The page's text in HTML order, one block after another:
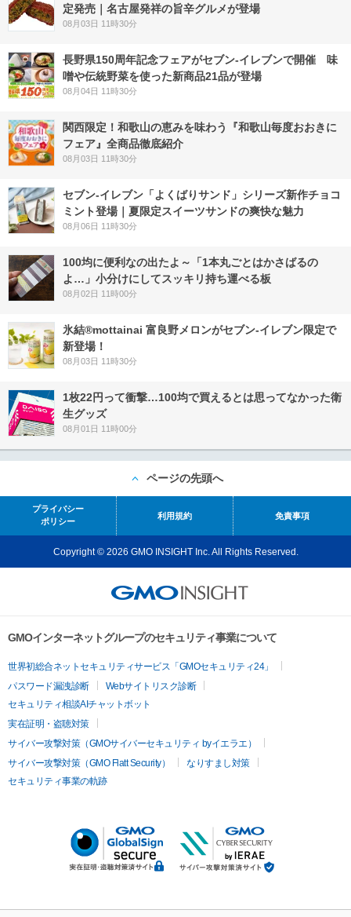
定発売｜名古屋発祥の旨辛グルメが登場
08月03日 11時30分
長野県150周年記念フェアがセブン-イレブンで開催 味
噌や伝統野菜を使った新商品21品が登場
08月04日 11時30分
関西限定！和歌山の恵みを味わう『和歌山毎度おおきに
フェア』全商品徹底紹介
08月03日 11時30分
セブン‐イレブン「よくばりサンド」シリーズ新作チョコ
ミント登場｜夏限定スイーツサンドの爽快な魅力
08月06日 11時30分
100均に便利なの出たよ～「1本丸ごとはかさばるの
よ…」小分けにしてスッキリ持ち運べる板
08月02日 11時00分
氷結®mottainai 富良野メロンがセブン‐イレブン限定で
新登場！
08月03日 11時30分
1枚22円って衝撃…100均で買えるとは思ってなかった衛
生グッズ
08月01日 11時00分
ページの先頭へ
プライバシー
ポリシー
利用規約 免責事項
Copyright © 2026 GMO INSIGHT Inc. All Rights Reserved.
GMOインターネットグループのセキュリティ事業について
世界初総合ネットセキュリティサービス「GMOセキュリティ24」
パスワード漏洩診断
Webサイトリスク診断
セキュリティ相談AIチャットボット
実在証明・盗聴対策
サイバー攻撃対策（GMOサイバーセキュリティ byイエラエ）
サイバー攻撃対策（GMO Flatt Security）
なりすまし対策
セキュリティ事業の軌跡